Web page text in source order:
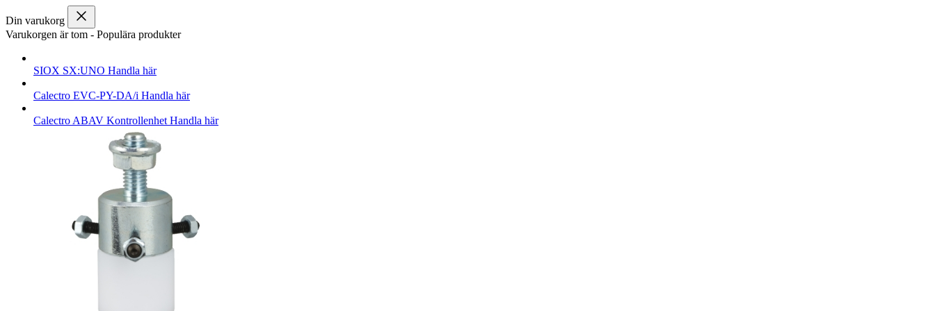
Din varukorg
Varukorgen är tom - Populära produkter
SIOX SX:UNO Handla här
Calectro EVC-PY-DA/i Handla här
Calectro ABAV Kontrollenhet Handla här